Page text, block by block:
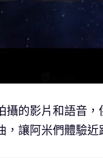
的影片和語音
讓阿米們體驗近